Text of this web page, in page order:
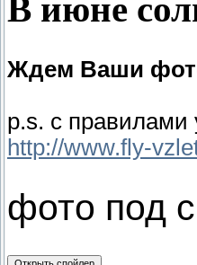
В июне
Ждем Ваши
p.s. с правилами
http://www.fly-
фото под